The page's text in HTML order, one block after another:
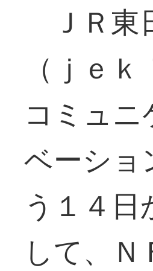
ＪＲ東
（ｊｅ
コミュ
ベーショ
う１４
して、